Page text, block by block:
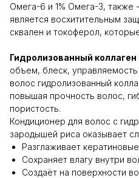
Омега-6 и 1% Омега-3, также
является восхитительным
сквален и токоферол,
Гидролизованный коллаген
объем, блеск,
волос гидролизованный
повышая прочность волос,
пористость.
Кондиционер для волос с
зародышей риса оказывает
Разглаживает
Сохраняет влагу внутри
Создаёт на поверхности